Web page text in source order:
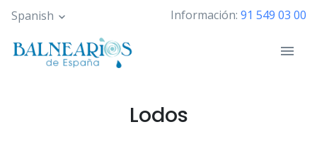
Pasar
contenido
principal
Spanish Información: 91 549 03 00
Lodos